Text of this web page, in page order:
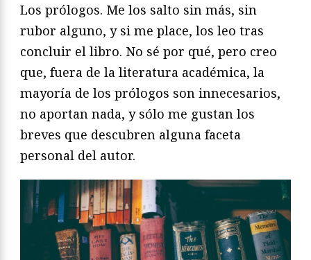
Los prólogos. Me los salto sin más, sin
rubor alguno, y si me place, los leo tras
concluir el libro. No sé por qué, pero creo
que, fuera de la literatura académica, la
mayoría de los prólogos son innecesarios,
no aportan nada, y sólo me gustan los
breves que descubren alguna faceta
personal del autor.